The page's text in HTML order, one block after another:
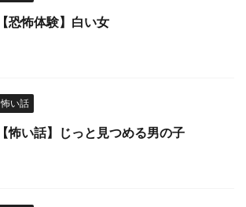
【恐怖体験】白い女
怖い話
【怖い話】じっと見つめる男の子